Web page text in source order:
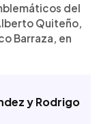
del
Quiteño,
Barraza, en
y Rodrigo